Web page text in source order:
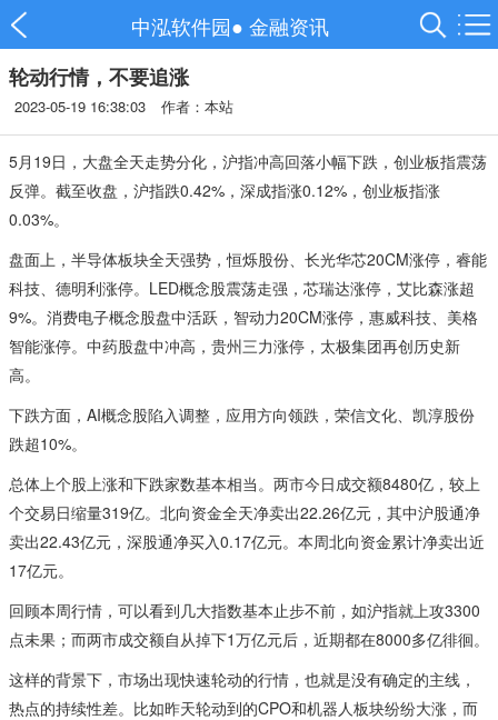
中泓软件园● 金融资讯
轮动行情，不要追涨
2023-05-19 16:38:03 作者：本站
5月19日，大盘全天走势分化，沪指冲高回落小幅下跌，创业板指震荡
反弹。截至收盘，沪指跌0.42%，深成指涨0.12%，创业板指涨
0.03%。
盘面上，半导体板块全天强势，恒烁股份、长光华芯20CM涨停，睿能
科技、德明利涨停。LED概念股震荡走强，芯瑞达涨停，艾比森涨超
9%。消费电子概念股盘中活跃，智动力20CM涨停，惠威科技、美格
智能涨停。中药股盘中冲高，贵州三力涨停，太极集团再创历史新
高。
下跌方面，AI概念股陷入调整，应用方向领跌，荣信文化、凯淳股份
跌超10%。
总体上个股上涨和下跌家数基本相当。两市今日成交额8480亿，较上
个交易日缩量319亿。北向资金全天净卖出22.26亿元，其中沪股通净
卖出22.43亿元，深股通净买入0.17亿元。本周北向资金累计净卖出近
17亿元。
回顾本周行情，可以看到几大指数基本止步不前，如沪指就上攻3300
点未果；而两市成交额自从掉下1万亿元后，近期都在8000多亿徘徊。
这样的背景下，市场出现快速轮动的行情，也就是没有确定的主线，
热点的持续性差。比如昨天轮动到的CPO和机器人板块纷纷大涨，而